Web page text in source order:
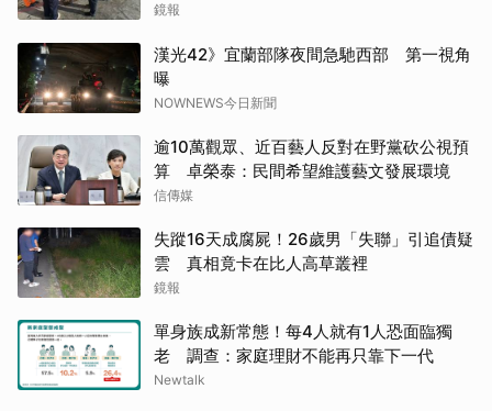
鏡報
漢光42》宜蘭部隊夜間急馳西部 第一視角
曝
NOWNEWS今日新聞
逾10萬觀眾、近百藝人反對在野黨砍公視預
算 卓榮泰：民間希望維護藝文發展環境
信傳媒
失蹤16天成腐屍！26歲男「失聯」引追債疑
雲 真相竟卡在比人高草叢裡
鏡報
單身族成新常態！每4人就有1人恐面臨獨
老 調查：家庭理財不能再只靠下一代
Newtalk